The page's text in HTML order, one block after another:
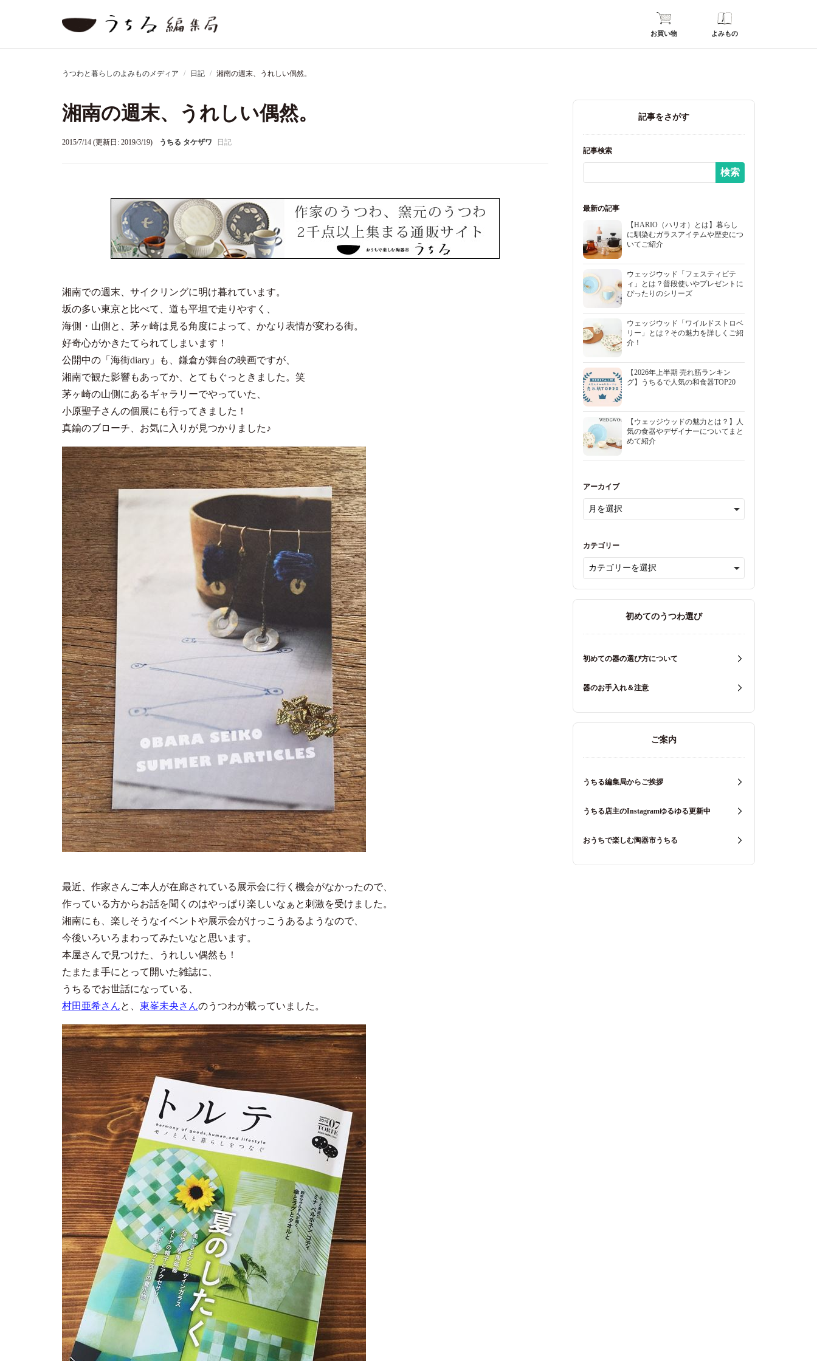
お買い物 よみもの
うつわと暮らしのよみものメディア 日記 湘南の週末、うれしい偶然。
湘南の週末、うれしい偶然。
2015/7/14 (更新日: 2019/3/19) うちる タケザワ 日記
湘南での週末、サイクリングに明け暮れています。
坂の多い東京と比べて、道も平坦で走りやすく、
海側・山側と、茅ヶ崎は見る角度によって、かなり表情が変わる街。
好奇心がかきたてられてしまいます！
公開中の「海街diary」も、鎌倉が舞台の映画ですが、
湘南で観た影響もあってか、とてもぐっときました。笑
茅ヶ崎の山側にあるギャラリーでやっていた、
小原聖子さんの個展にも行ってきました！
真鍮のブローチ、お気に入りが見つかりました♪
最近、作家さんご本人が在廊されている展示会に行く機会がなかったので、
作っている方からお話を聞くのはやっぱり楽しいなぁと刺激を受けました。
湘南にも、楽しそうなイベントや展示会がけっこうあるようなので、
今後いろいろまわってみたいなと思います。
本屋さんで見つけた、うれしい偶然も！
たまたま手にとって開いた雑誌に、
うちるでお世話になっている、
村田亜希さんと、 東峯未央さんのうつわが載っていました。
記事をさがす
記事検索
最新の記事
【HARIO（ハリオ）とは】暮らし
に馴染むガラスアイテムや歴史につ
いてご紹介
ウェッジウッド「フェスティビテ
ィ」とは？普段使いやプレゼントに
ぴったりのシリーズ
ウェッジウッド「ワイルドストロベ
リー」とは？その魅力を詳しくご紹
介！
【2026年上半期 売れ筋ランキン
グ】うちるで人気の和食器TOP20
【ウェッジウッドの魅力とは？】人
気の食器やデザイナーについてまと
めて紹介
アーカイブ
カテゴリー
初めてのうつわ選び
初めての器の選び方について
器のお手入れ＆注意
ご案内
うちる編集局からご挨拶
うちる店主のInstagramゆるゆる更新中
おうちで楽しむ陶器市うちる